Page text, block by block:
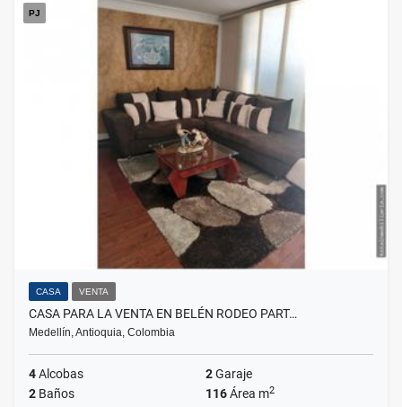
PJ
CASA VENTA
CASA PARA LA VENTA EN BELÉN RODEO PART…
Medellín, Antioquia, Colombia
4Alcobas 2Garaje
2 Baños 116Área m2